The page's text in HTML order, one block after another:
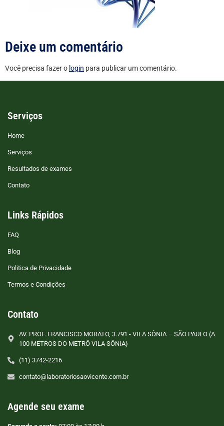
Deixe um comentário
Você precisa fazer o login para publicar um comentário.
Serviços
Home
Serviços
Resultados de exames
Contato
Links Rápidos
FAQ
Blog
Politica de Privacidade
Termos e Condições
Contato
AV. PROF. FRANCISCO MORATO, 3.791 - VILA SÔNIA – SÃO PAULO (A
100 METROS DO METRÔ VILA SÔNIA)
(11) 3742-2216
contato@laboratoriosaovicente.com.br
Agende seu exame